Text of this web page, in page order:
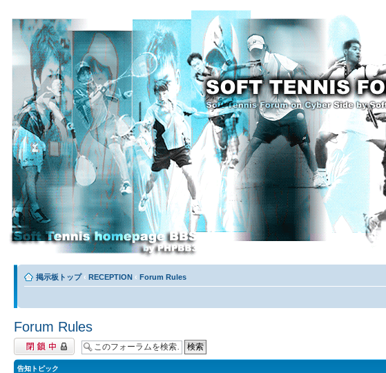
掲示板トップ ‹ RECEPTION ‹ Forum Rules
Forum Rules
閉鎖中フォーラム
告知トピック